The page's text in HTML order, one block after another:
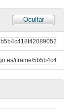
Ocultar
Fomentando a autonomía dixital: cara unha sociedade sin barreiras
Mesa Redonda: Necesidades de e-accesibilidad que la sociedad demanda